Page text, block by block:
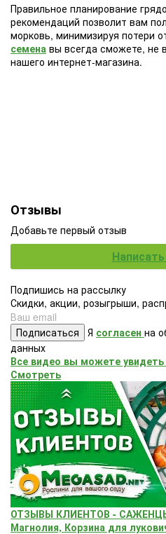
Правильное планирование
рекомендаций позволит вам
морковь, минимизируя потери
семена вы всегда сможете, не
нашего интернет-магазина.
Отзывы
Добавьте первый отзыв
Подпишись на рассылку
Скидки, акции, розыгрыши,
Подписаться Я согласен на
данных
Все видео вы можете
Смотреть
ОТЗЫВЫ КЛИЕНТОВ -
Магнолия, Корзина для